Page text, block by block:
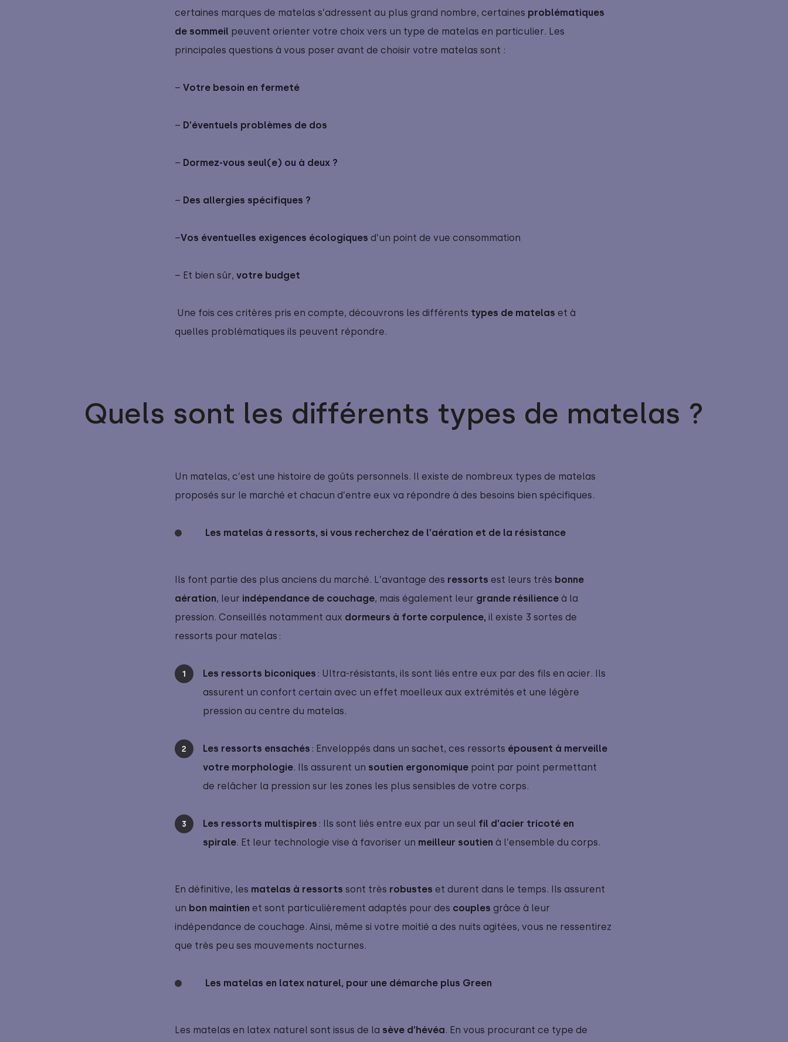
certaines marques de matelas s’adressent au plus grand nombre, certaines problématiques
de sommeil peuvent orienter votre choix vers un type de matelas en particulier. Les
principales questions à vous poser avant de choisir votre matelas sont :
–Votre besoin en fermeté
– D’éventuels problèmes de dos
– Dormez-vous seul(e) ou à deux ?
– Des allergies spécifiques ?
–Vos éventuelles exigences écologiques d’un point de vue consommation
– Et bien sûr,votre budget
Une fois ces critères pris en compte, découvrons les différents types de matelas et à
quelles problématiques ils peuvent répondre.
Quels sont les différents types de matelas ?
Un matelas, c’est une histoire de goûts personnels. Il existe de nombreux types de matelas
proposés sur le marché et chacun d’entre eux va répondre à des besoins bien spécifiques.
Les matelas à ressorts, si vous recherchez de l’aération et de la résistance
Ils font partie des plus anciens du marché. L’avantage des ressorts est leurs très bonne
aération, leur indépendance de couchage, mais également leur grande résilience à la
pression. Conseillés notamment aux dormeurs à forte corpulence, il existe 3 sortes de
ressorts pour matelas :
Les ressorts biconiques : Ultra-résistants, ils sont liés entre eux par des fils en acier. Ils
assurent un confort certain avec un effet moelleux aux extrémités et une légère
pression au centre du matelas.
Les ressorts ensachés : Enveloppés dans un sachet, ces ressorts épousent à merveille
votre morphologie. Ils assurent un soutien ergonomique point par point permettant
de relâcher la pression sur les zones les plus sensibles de votre corps.
Les ressorts multispires : Ils sont liés entre eux par un seul fil d’acier tricoté en
spirale. Et leur technologie vise à favoriser un meilleur soutien à l’ensemble du corps.
En définitive, les matelas à ressorts sont très robustes et durent dans le temps. Ils assurent
un bon maintien et sont particulièrement adaptés pour des couples grâce à leur
indépendance de couchage. Ainsi, même si votre moitié a des nuits agitées, vous ne ressentirez
que très peu ses mouvements nocturnes.
Les matelas en latex naturel, pour une démarche plus Green
Les matelas en latex naturel sont issus de la sève d’hévéa. En vous procurant ce type de